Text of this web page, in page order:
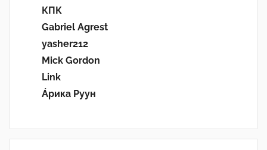
КПК
Gabriel Agrest
yasher212
Mick Gordon
Link
Áрика Руун